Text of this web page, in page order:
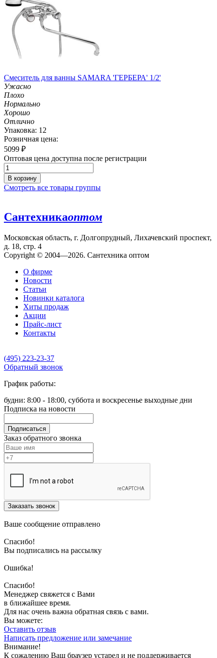
Смеситель для ванны SAMARA 'ГЕРБЕРА' 1/2'
Ужасно
Плохо
Нормально
Хорошо
Отлично
Упаковка: 12
Розничная цена:
5099 ₽
Оптовая цена доступна после регистрации
В корзину
Смотреть все товары группы
Сантехникаоптом
Московская область, г. Долгопрудный, Лихачевский проспект,
д. 18, стр. 4
Copyright © 2004—2026. Сантехника оптом
О фирме
Новости
Статьи
Новинки каталога
Хиты продаж
Акции
Прайс-лист
Контакты
(495) 223-23-37
Обратный звонок
График работы:
будни: 8:00 - 18:00, суббота и воскресенье выходные дни
Подписка на новости
Подписаться
Заказ обратного звонка
Заказать звонок
Ваше сообщение отправлено
Спасибо!
Вы подписались на рассылку
Ошибка!
Спасибо!
Менеджер свяжется с Вами
в ближайшее время.
Для нас очень важна обратная связь с вами.
Вы можете:
Оставить отзыв
Написать предложение или замечание
Внимание!
К сожалению Ваш браузер устарел и не поддерживается